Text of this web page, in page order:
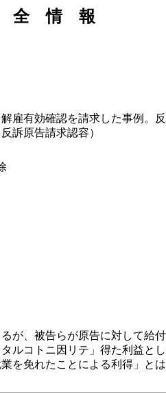
全 情 報
有効確認を請求した事例。
訴原告請求認容）
、被告らが原告に対して給
ルコトニ因リテ」得た利益と
を免れたことによる利得」と